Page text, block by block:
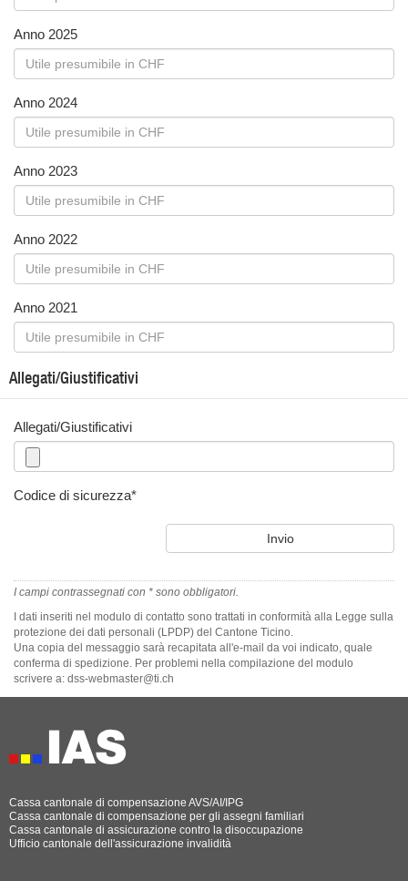
Anno 2025
Anno 2024
Anno 2023
Anno 2022
Anno 2021
Allegati/Giustificativi
Allegati/Giustificativi
Codice di sicurezza*
I campi contrassegnati con * sono obbligatori.
I dati inseriti nel modulo di contatto sono trattati in conformità alla Legge sulla
protezione dei dati personali (LPDP) del Cantone Ticino.
Una copia del messaggio sarà recapitata all'e-mail da voi indicato, quale
conferma di spedizione. Per problemi nella compilazione del modulo
scrivere a: dss-webmaster@ti.ch
Cassa cantonale di compensazione AVS/AI/IPG
Cassa cantonale di compensazione per gli assegni familiari
Cassa cantonale di assicurazione contro la disoccupazione
Ufficio cantonale dell'assicurazione invalidità